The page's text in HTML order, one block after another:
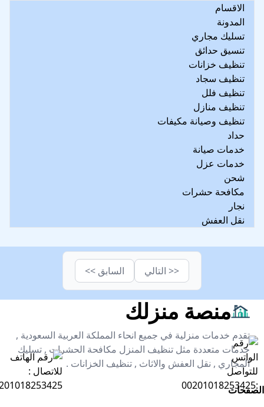
الاقسام
المدونة
تسليك مجاري
تنسيق حدائق
تنظيف خزانات
تنظيف سجاد
تنظيف فلل
تنظيف منازل
تنظيف وصيانة مكيفات
حداد
خدمات صيانة
خدمات عزل
شحن
مكافحة حشرات
نجار
نقل العفش
<< التالي السابق >>
منصة منزلك
تقدم خدمات منزلية في جميع انحاء المملكة العربية السعودية ,
خدمات متعددة مثل تنظيف المنزل مكافحة الحشرات , تسليك
المجاري , نقل العفش والاثاث , تنظيف الخزانات .
الصفحات